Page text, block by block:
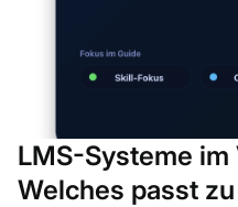
LMS-Systeme
Welches passt